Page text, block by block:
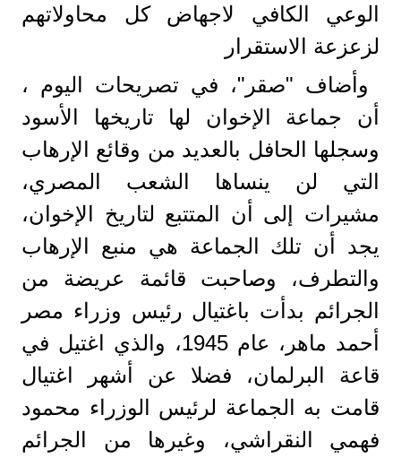
الوعي الكافي لاجهاض كل محاولاتهم
لزعزعة الاستقرار
وأضاف "صقر"، في تصريحات اليوم ،
أن جماعة الإخوان لها تاريخها الأسود
وسجلها الحافل بالعديد من وقائع الإرهاب
التي لن ينساها الشعب المصري،
مشيرات إلى أن المتتبع لتاريخ الإخوان،
يجد أن تلك الجماعة هي منبع الإرهاب
والتطرف، وصاحبت قائمة عريضة من
الجرائم بدأت باغتيال رئيس وزراء مصر
أحمد ماهر، عام 1945، والذي اغتيل في
قاعة البرلمان، فضلا عن أشهر اغتيال
قامت به الجماعة لرئيس الوزراء محمود
فهمي النقراشي، وغيرها من الجرائم